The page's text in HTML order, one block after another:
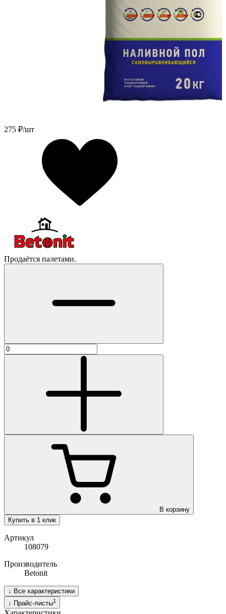
275 ₽/шт
Продаётся палетами.
В корзину
Купить в 1 клик
Артикул
108079
Производитель
Betonit
↓ Все характеристики
↓ Прайс-листы1